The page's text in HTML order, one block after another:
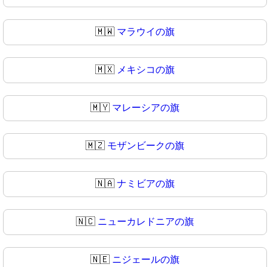
🇲🇼 マラウイの旗
🇲🇽 メキシコの旗
🇲🇾 マレーシアの旗
🇲🇿 モザンビークの旗
🇳🇦 ナミビアの旗
🇳🇨 ニューカレドニアの旗
🇳🇪 ニジェールの旗